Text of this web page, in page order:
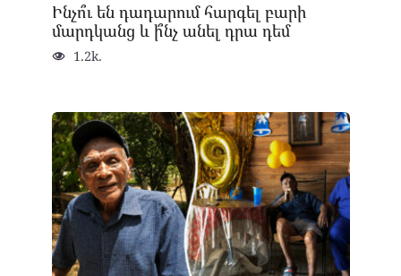
Ինչո՞ւ են դադարում հարգել բարի
մարդկանց և ի՞նչ անել դրա դեմ
1.2k.